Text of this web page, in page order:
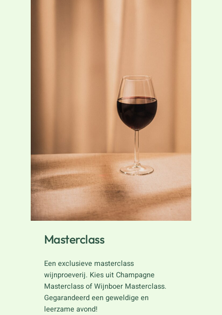
Masterclass
Een exclusieve masterclass
wijnproeverij. Kies uit Champagne
Masterclass of Wijnboer Masterclass.
Gegarandeerd een geweldige en
leerzame avond!